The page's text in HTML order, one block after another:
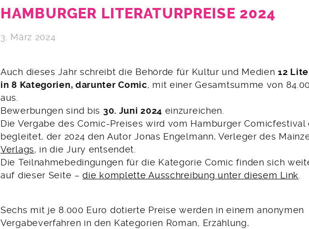
HAMBURGER LITERATURPREISE 2024
3. März 2024
Auch dieses Jahr schreibt die Behörde für Kultur und Medien12
in 8 Kategorien, darunter Comic, mit einer Gesamtsumme von
aus.
Bewerbungen sind bis 30. Juni 2024 einzureichen.
Die Vergabe des Comic-Preises wird vom Hamburger Comicfestival
begleitet, der 2024 den Autor Jonas Engelmann, Verleger des
Verlags, in die Jury entsendet.
Die Teilnahmebedingungen für die Kategorie Comic finden sich
auf dieser Seite –die komplette Ausschreibung unter diesem Link.
Sechs mit je 8.000 Euro dotierte Preise werden in einem anonymen
Vergabeverfahren in den Kategorien Roman, Erzählung,